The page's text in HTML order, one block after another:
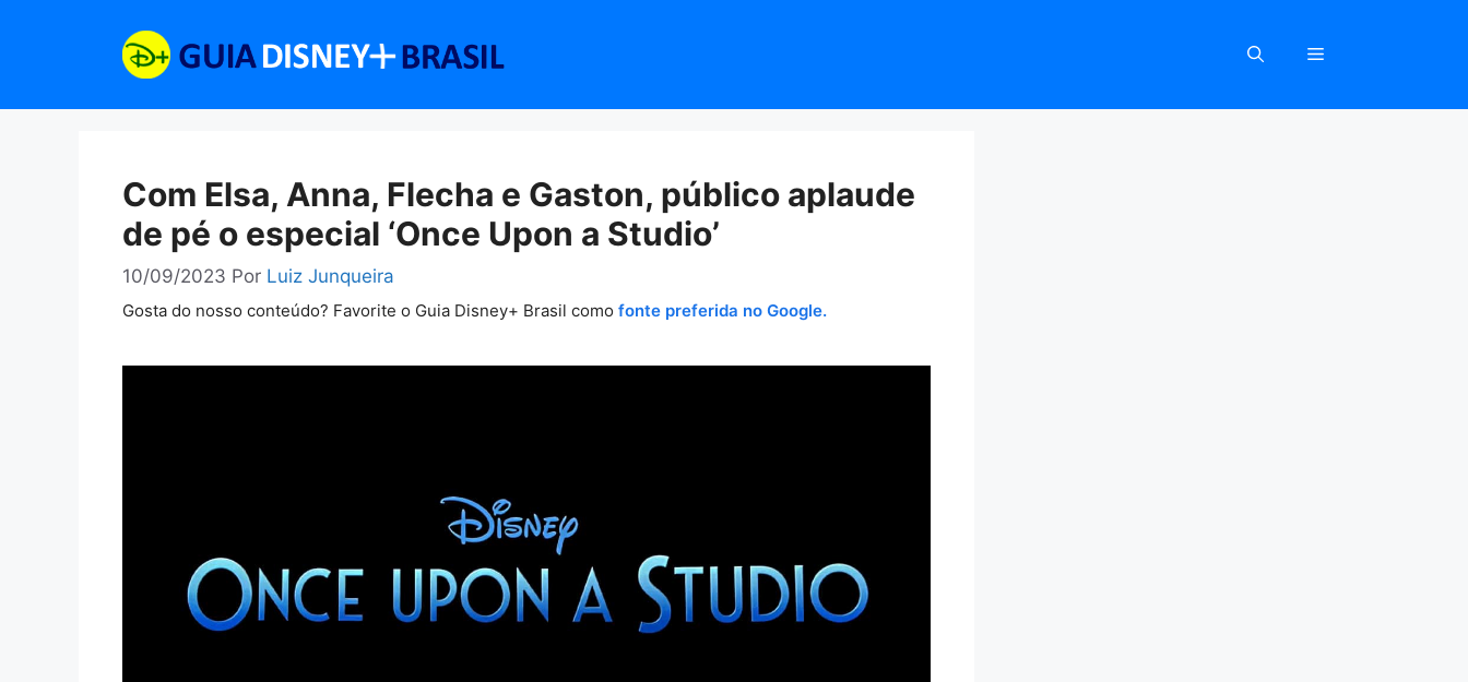
Com Elsa, Anna, Flecha e Gaston, público aplaude
de pé o especial ‘Once Upon a Studio’
10/09/2023 Por Luiz Junqueira
Gosta do nosso conteúdo? Favorite o Guia Disney+ Brasil como fonte preferida no Google.